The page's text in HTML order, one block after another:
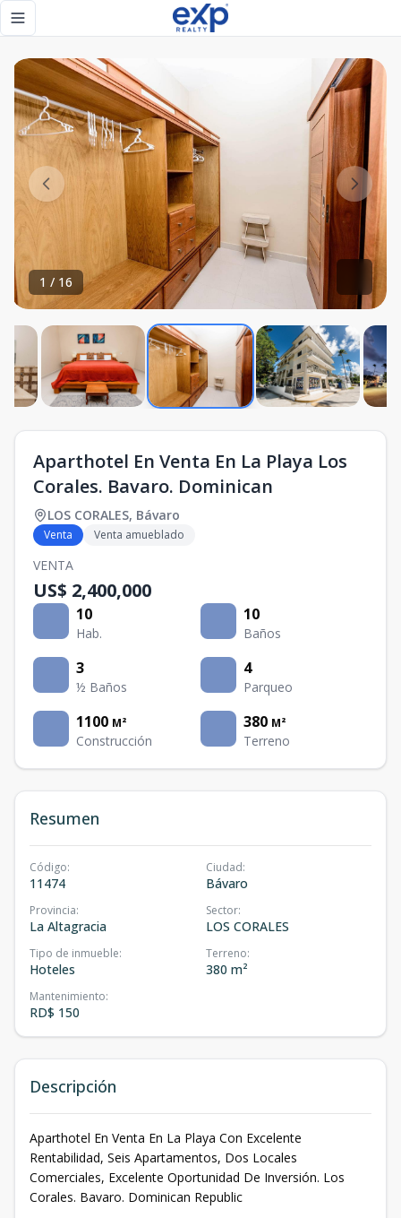
Toggle navigation menu
1 / 16
Aparthotel En Venta En La Playa Los
Corales. Bavaro. Dominican
LOS CORALES, Bávaro
Venta Venta amueblado
VENTA
US$ 2,400,000
10
Hab.
10
Baños
3
½ Baños
4
Parqueo
1100 M²
Construcción
380 M²
Terreno
Resumen
Código:
11474
Ciudad:
Bávaro
Provincia:
La Altagracia
Sector:
LOS CORALES
Tipo de inmueble:
Hoteles
Terreno:
380 m²
Mantenimiento:
RD$ 150
Descripción
Aparthotel En Venta En La Playa Con Excelente
Rentabilidad, Seis Apartamentos, Dos Locales
Comerciales, Excelente Oportunidad De Inversión. Los
Corales. Bavaro. Dominican Republic
Aparthotel En Venta En La Playa Los Corales. Bavaro.